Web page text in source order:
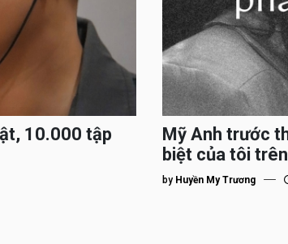
10.000 tập
Mỹ Anh trước
biệt của tôi
by Huyền My Trương